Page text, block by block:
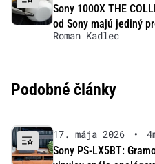
Sony 1000X THE
od Sony majú jediný
Roman Kadlec
Podobné články
17. mája 2026 •
Sony PS-LX5BT: